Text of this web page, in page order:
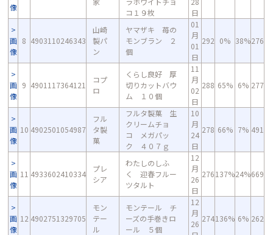
像
コ１９枚
日
画
像
8 4903110246343
山崎
製パ
ン
ヤマザキ 苺の
モンブラン ２
個
01
月
01
日
292 0% 38%276
画
像
9 4901117364121
コプ
ロ
くらし良好 厚
切りカットバウ
ム １０個
11
月
02
日
288 65% 6% 277
画
像
10 4902501054987
フル
タ製
菓
フルタ製菓 生
クリームチョ
コ メガパッ
ク ４０７ｇ
10
月
24
日
278 66% 7% 491
画
像
11 4933602410334
プレ
シア
わたしのしふ
く 迎春フルー
ツタルト
12
月
26
日
276137%24%669
画
像
12 4902751329705
モン
テー
ル
モンテール チ
ーズの手巻きロ
ール ５個
12
月
26
274136% 6% 262